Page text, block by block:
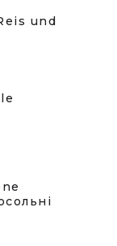
und